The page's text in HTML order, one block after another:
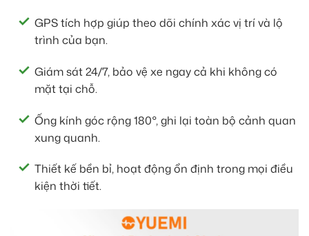
GPS tích hợp giúp theo dõi chính xác vị trí và lộ
trình của bạn.
Giám sát 24/7, bảo vệ xe ngay cả khi không có
mặt tại chỗ.
Ống kính góc rộng 180°, ghi lại toàn bộ cảnh quan
xung quanh.
Thiết kế bền bỉ, hoạt động ổn định trong mọi điều
kiện thời tiết.